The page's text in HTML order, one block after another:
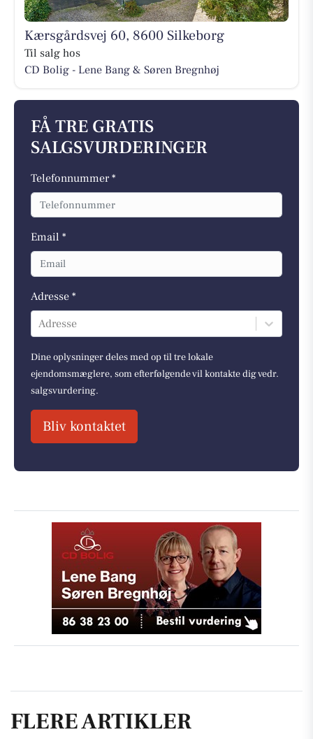
Kærsgårdsvej 60, 8600 Silkeborg
Til salg hos
CD Bolig - Lene Bang & Søren Bregnhøj
FÅ TRE GRATIS
SALGSVURDERINGER
Telefonnummer *
Email *
Adresse *
Adresse
Dine oplysninger deles med op til tre lokale
ejendomsmæglere, som efterfølgende vil kontakte dig vedr.
salgsvurdering.
Bliv kontaktet
FLERE ARTIKLER